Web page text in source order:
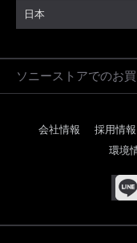
日本
ソニーストアでのお
会社情報 採用情報
環境